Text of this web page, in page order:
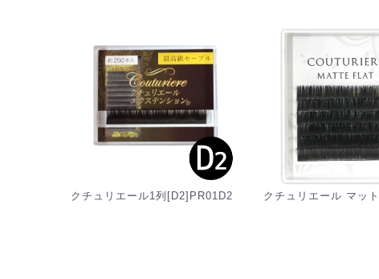
クチュリエール1列[D2]PR01D2